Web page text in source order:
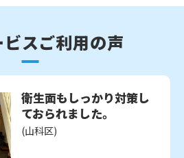
スご利用の声
衛生面もしっかり対策し
ておられました。
(山科区)